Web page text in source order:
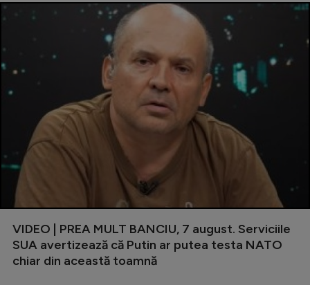
VIDEO | PREA MULT BANCIU, 7 august. Serviciile
SUA avertizează că Putin ar putea testa NATO
chiar din această toamnă